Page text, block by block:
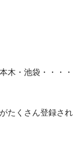
木・池袋・・・・
たくさん登録され